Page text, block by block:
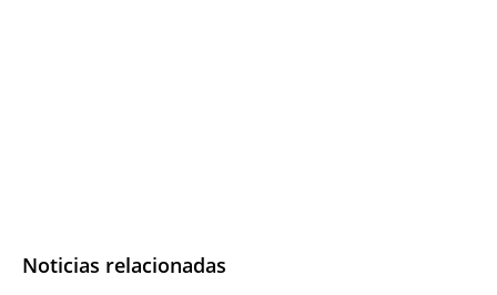
Noticias relacionadas